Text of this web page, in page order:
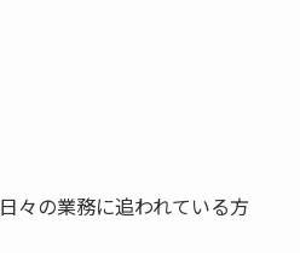
々の業務に追われている方